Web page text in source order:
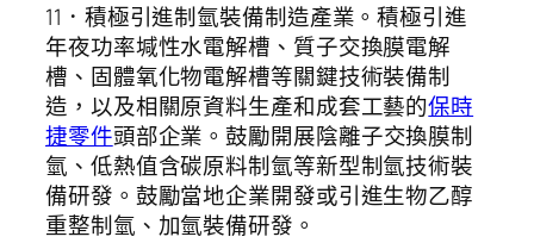
11．積極引進制氫裝備制造產業。積極引進
年夜功率堿性水電解槽、質子交換膜電解
槽、固體氧化物電解槽等關鍵技術裝備制
造，以及相關原資料生產和成套工藝的保時
捷零件頭部企業。鼓勵開展陰離子交換膜制
氫、低熱值含碳原料制氫等新型制氫技術裝
備研發。鼓勵當地企業開發或引進生物乙醇
重整制氫、加氫裝備研發。